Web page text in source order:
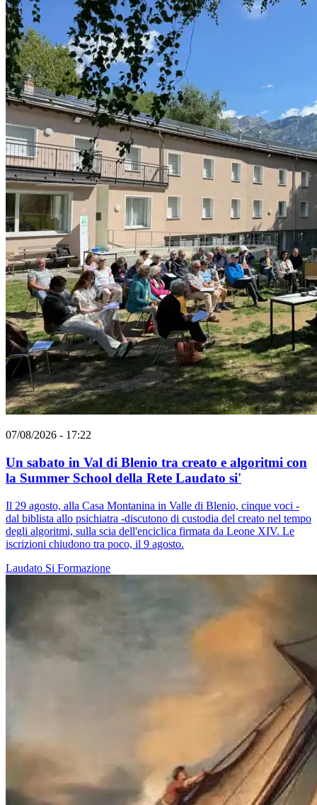
07/08/2026 - 17:22
Un sabato in Val di Blenio tra creato e algoritmi con
la Summer School della Rete Laudato si'
Il 29 agosto, alla Casa Montanina in Valle di Blenio, cinque voci -
dal biblista allo psichiatra -discutono di custodia del creato nel tempo
degli algoritmi, sulla scia dell'enciclica firmata da Leone XIV. Le
iscrizioni chiudono tra poco, il 9 agosto.
Laudato Si Formazione